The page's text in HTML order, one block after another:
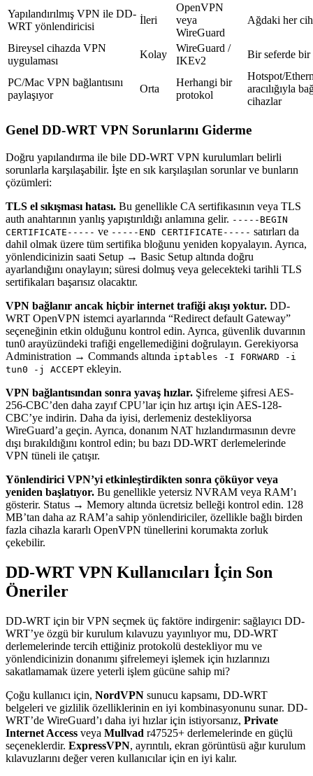
Yapılandırılmış VPN ile DD-
WRT yönlendiricisi
İleri
OpenVPN
veya
WireGuard
Ağdaki her
Bireysel cihazda VPN
uygulaması
Kolay
WireGuard /
IKEv2
Bir seferde bir
PC/Mac VPN bağlantısını
paylaşıyor
Orta
Herhangi bir
protokol
Hotspot/
aracılığıyla
cihazlar
Genel DD-WRT VPN Sorunlarını Giderme
Doğru yapılandırma ile bile DD-WRT VPN kurulumları belirli
sorunlarla karşılaşabilir. İşte en sık karşılaşılan sorunlar ve bunların
çözümleri:
TLS el sıkışması hatası. Bu genellikle CA sertifikasının veya TLS
auth anahtarının yanlış yapıştırıldığı anlamına gelir. -----BEGIN
CERTIFICATE----- ve -----END CERTIFICATE----- satırları da
dahil olmak üzere tüm sertifika bloğunu yeniden kopyalayın. Ayrıca,
yönlendicinizin saati Setup → Basic Setup altında doğru
ayarlandığını onaylayın; süresi dolmuş veya gelecekteki tarihli TLS
sertifikaları başarısız olacaktır.
VPN bağlanır ancak hiçbir internet trafiği akışı yoktur. DD-
WRT OpenVPN istemci ayarlarında “Redirect default Gateway”
seçeneğinin etkin olduğunu kontrol edin. Ayrıca, güvenlik duvarının
tun0 arayüzündeki trafiği engellemediğini doğrulayın. Gerekiyorsa
Administration → Commands altında iptables -I FORWARD -i
tun0 -j ACCEPT ekleyin.
VPN bağlantısından sonra yavaş hızlar. Şifreleme şifresi AES-
256-CBC’den daha zayıf CPU’lar için hız artışı için AES-128-
CBC’ye indirin. Daha da iyisi, derlemeniz destekliyorsa
WireGuard’a geçin. Ayrıca, donanım NAT hızlandırmasının devre
dışı bırakıldığını kontrol edin; bu bazı DD-WRT derlemelerinde
VPN tüneli ile çatışır.
Yönlendirici VPN’yi etkinleştirdikten sonra çöküyor veya
yeniden başlatıyor. Bu genellikle yetersiz NVRAM veya RAM’ı
gösterir. Status → Memory altında ücretsiz belleği kontrol edin. 128
MB’tan daha az RAM’a sahip yönlendiriciler, özellikle bağlı birden
fazla cihazla kararlı OpenVPN tünellerini korumakta zorluk
çekebilir.
DD-WRT VPN Kullanıcıları İçin Son
Öneriler
DD-WRT için bir VPN seçmek üç faktöre indirgenir: sağlayıcı DD-
WRT’ye özgü bir kurulum kılavuzu yayınlıyor mu, DD-WRT
derlemelerinde tercih ettiğiniz protokolü destekliyor mu ve
yönlendicinizin donanımı şifrelemeyi işlemek için hızlarınızı
sakatlamamak üzere yeterli işlem gücüne sahip mi?
Çoğu kullanıcı için, NordVPN sunucu kapsamı, DD-WRT
belgeleri ve gizlilik özelliklerinin en iyi kombinasyonunu sunar. DD-
WRT’de WireGuard’ı daha iyi hızlar için istiyorsanız, Private
Internet Access veya Mullvad r47525+ derlemelerinde en güçlü
seçeneklerdir. ExpressVPN, ayrıntılı, ekran görüntüsü ağır kurulum
kılavuzlarını değer veren kullanıcılar için en iyi kalır.